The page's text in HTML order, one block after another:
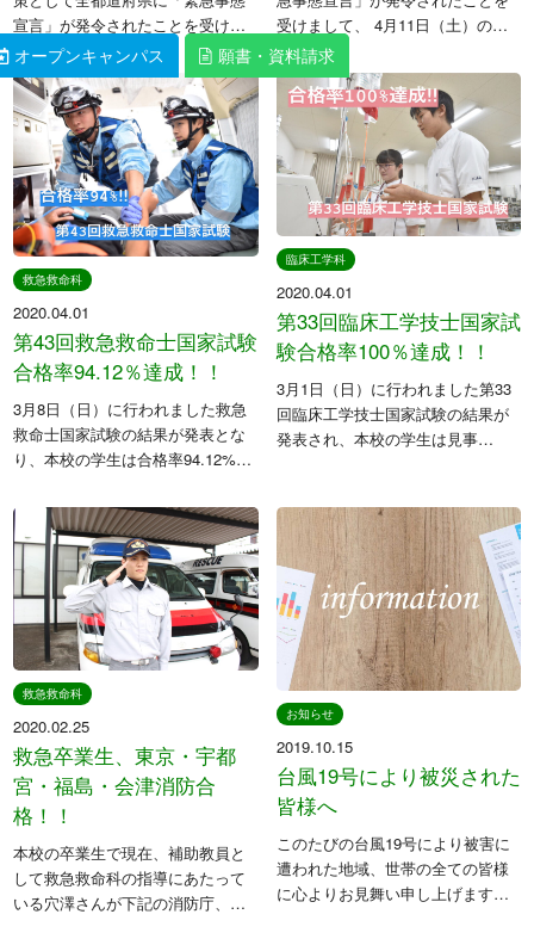
オープンキャンパス 願書・資料請求
オープンキャンパス 願書・資料請求
宣言」が発令されたことを受けま
して、 4月25日（土）のオープン
キャンパスを「中止」いたしま
す。 入学希望者、在校生、教職員
の健康と安全を第一優先としてお
ります […]
受けまして、 4月11日（土）のオ
ープンキャンパスを「中止」いた
します。 また、4月25日（土）の
オープンキャンパスに関しまして
も現在検討しておりますので、決
ま […]
救急救命科
2020.04.01
第43回救急救命士国家試験
合格率94.12％達成！！
3月8日（日）に行われました救急
救命士国家試験の結果が発表とな
り、本校の学生は合格率94.12%を
んおめでとうございます！ 全国平
均（専門学校）85.02％ということ
で、全国平均を大きく上回 […]
臨床工学科
2020.04.01
第33回臨床工学技士国家試
験合格率100％達成！！
3月1日（日）に行われました第33
回臨床工学技士国家試験の結果が
発表され、本校の学生は見事
ます！！ 全国平均82.1％というこ
とだったので、全国平均を大きく
[…]
救急救命科
2020.02.25
救急卒業生、東京・宇都
宮・福島・会津消防合
格！！
本校の卒業生で現在、補助教員と
して救急救命科の指導にあたって
いる穴澤さんが下記の消防庁、消
お知らせ
2019.10.15
台風19号により被災された
皆様へ
このたびの台風19号により被害に
遭われた地域、世帯の全ての皆様
に心よりお見舞い申し上げます。